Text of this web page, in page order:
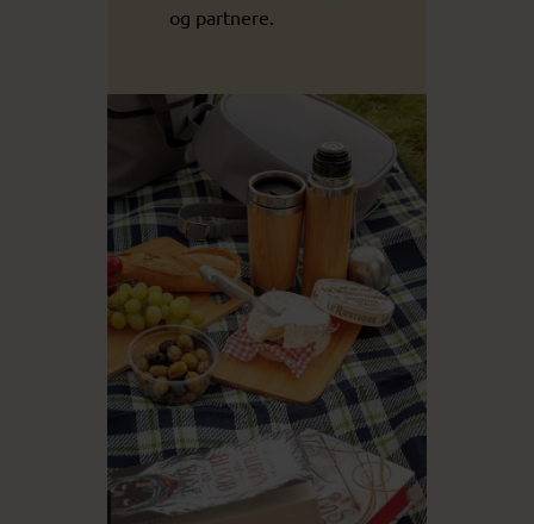
og partnere.